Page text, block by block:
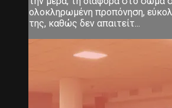
ολοκληρωμένη προπόνηση,
της, καθώς δεν απαιτείτ...